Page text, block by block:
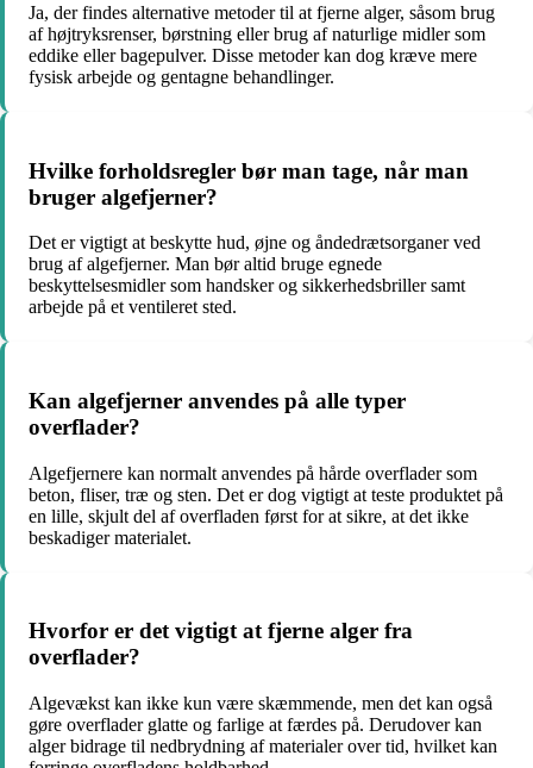
Ja, der findes alternative metoder til at fjerne alger, såsom brug
af højtryksrenser, børstning eller brug af naturlige midler som
eddike eller bagepulver. Disse metoder kan dog kræve mere
fysisk arbejde og gentagne behandlinger.
Hvilke forholdsregler bør man tage, når man
bruger algefjerner?
Det er vigtigt at beskytte hud, øjne og åndedrætsorganer ved
brug af algefjerner. Man bør altid bruge egnede
beskyttelsesmidler som handsker og sikkerhedsbriller samt
arbejde på et ventileret sted.
Kan algefjerner anvendes på alle typer
overflader?
Algefjernere kan normalt anvendes på hårde overflader som
beton, fliser, træ og sten. Det er dog vigtigt at teste produktet på
en lille, skjult del af overfladen først for at sikre, at det ikke
beskadiger materialet.
Hvorfor er det vigtigt at fjerne alger fra
overflader?
Algevækst kan ikke kun være skæmmende, men det kan også
gøre overflader glatte og farlige at færdes på. Derudover kan
alger bidrage til nedbrydning af materialer over tid, hvilket kan